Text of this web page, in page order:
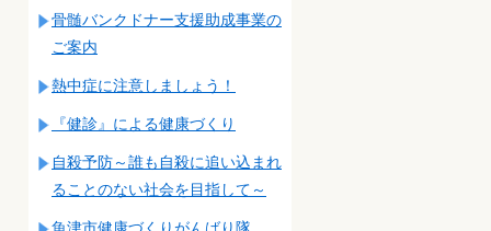
骨髄バンクドナー支援助成事業の
ご案内
熱中症に注意しましょう！
『健診』による健康づくり
自殺予防～誰も自殺に追い込まれ
ることのない社会を目指して～
魚津市健康づくりがんばり隊